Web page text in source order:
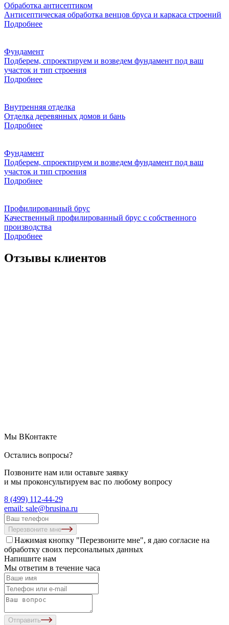
Обработка антисептиком
Антисептическая обработка венцов бруса и каркаса строений
Подробнее
Фундамент
Подберем, спроектируем и возведем фундамент под ваш
участок и тип строения
Подробнее
Внутренняя отделка
Отделка деревянных домов и бань
Подробнее
Фундамент
Подберем, спроектируем и возведем фундамент под ваш
участок и тип строения
Подробнее
Профилированный брус
Качественный профилированный брус с собственного
производства
Подробнее
Отзывы клиентов
Мы ВКонтакте
Остались вопросы?
Позвоните нам или оставьте заявку
и мы проконсультируем вас по любому вопросу
8 (499) 112-44-29
email: sale@brusina.ru
Перезвоните мне
Нажимая кнопку "Перезвоните мне", я даю согласие на
обработку своих персональных данных
Напишите нам
Мы ответим в течение часа
Отправить